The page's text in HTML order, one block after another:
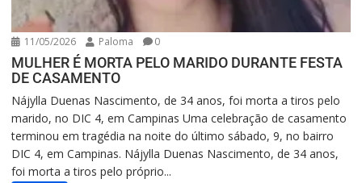
11/05/2026 Paloma 0
MULHER É MORTA PELO MARIDO DURANTE FESTA
DE CASAMENTO
Nájylla Duenas Nascimento, de 34 anos, foi morta a tiros pelo
marido, no DIC 4, em Campinas Uma celebração de casamento
terminou em tragédia na noite do último sábado, 9, no bairro
DIC 4, em Campinas. Nájylla Duenas Nascimento, de 34 anos,
foi morta a tiros pelo próprio...